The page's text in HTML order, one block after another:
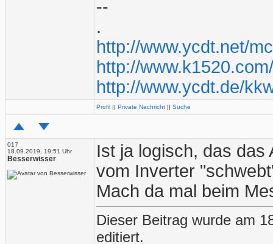
--
.
http://www.ycdt.net/
http://
http://www.ycdt.de/
Profil || Private Nachricht || Suche
017
18.09.2019, 19:51 Uhr
Besserwisser
Ist ja logisch, das das
vom Inverter
Mach da mal beim
Dieser Beitrag wurde am
editiert.